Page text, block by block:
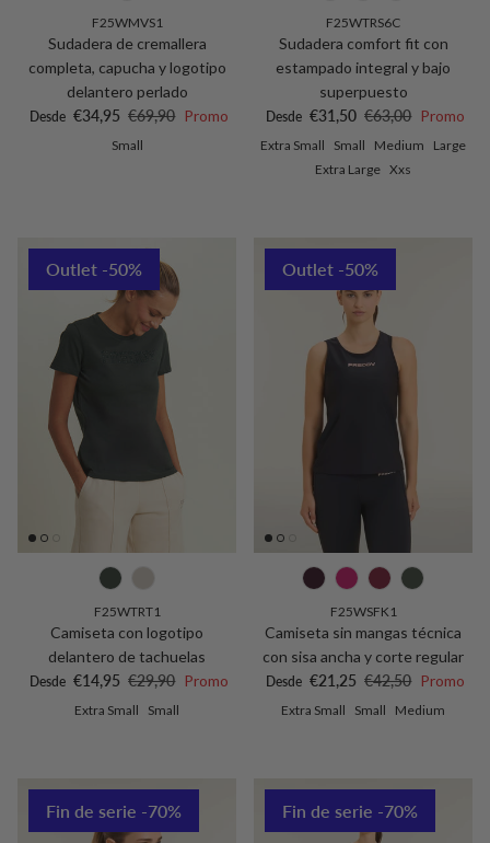
F25WMVS1
Sudadera de cremallera
completa, capucha y logotipo
delantero perlado
Precio de venta
Desde €34,95 Precio normal
€69,90 Promo
Small
F25WTRS6C
Sudadera comfort fit con
estampado integral y bajo
superpuesto
Precio de venta
Desde €31,50 Precio normal
€63,00 Promo
Extra Small Small Medium
Large
Extra Large Xxs
Outlet -50%
F25WTRT1
Camiseta con logotipo
delantero de tachuelas
Precio de venta
Desde €14,95 Precio normal
€29,90 Promo
Extra Small Small
Outlet -50%
F25WSFK1
Camiseta sin mangas técnica
con sisa ancha y corte regular
Precio de venta
Desde €21,25 Precio normal
€42,50 Promo
Extra Small Small Medium
Fin de serie -70% Fin de serie -70%